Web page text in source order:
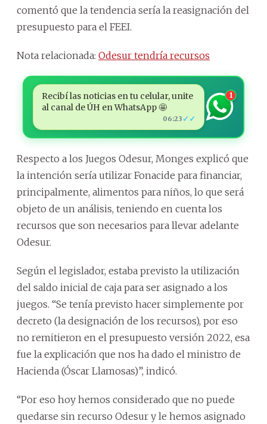
comentó que la tendencia sería la reasignación del
presupuesto para el FEEI.
Nota relacionada: Odesur tendría recursos
Recibí las noticias en tu celular, unite
al canal de ÚH en WhatsApp 🤩
06:23 ✓✓
1
Respecto a los Juegos Odesur, Monges explicó que
la intención sería utilizar Fonacide para financiar,
principalmente, alimentos para niños, lo que será
objeto de un análisis, teniendo en cuenta los
recursos que son necesarios para llevar adelante
Odesur.
Según el legislador, estaba previsto la utilización
del saldo inicial de caja para ser asignado a los
juegos. “Se tenía previsto hacer simplemente por
decreto (la designación de los recursos), por eso
no remitieron en el presupuesto versión 2022, esa
fue la explicación que nos ha dado el ministro de
Hacienda (Óscar Llamosas)”, indicó.
“Por eso hoy hemos considerado que no puede
quedarse sin recurso Odesur y le hemos asignado